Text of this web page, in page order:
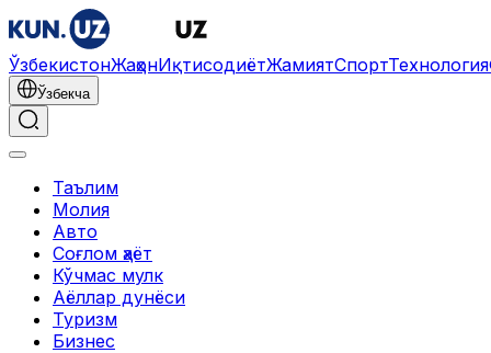
ЎзбекистонЖаҳонИқтисодиётЖамиятСпортТехнология
Ўзбекча
Таълим
Молия
Авто
Соғлом ҳаёт
Кўчмас мулк
Аёллар дунёси
Туризм
Бизнес